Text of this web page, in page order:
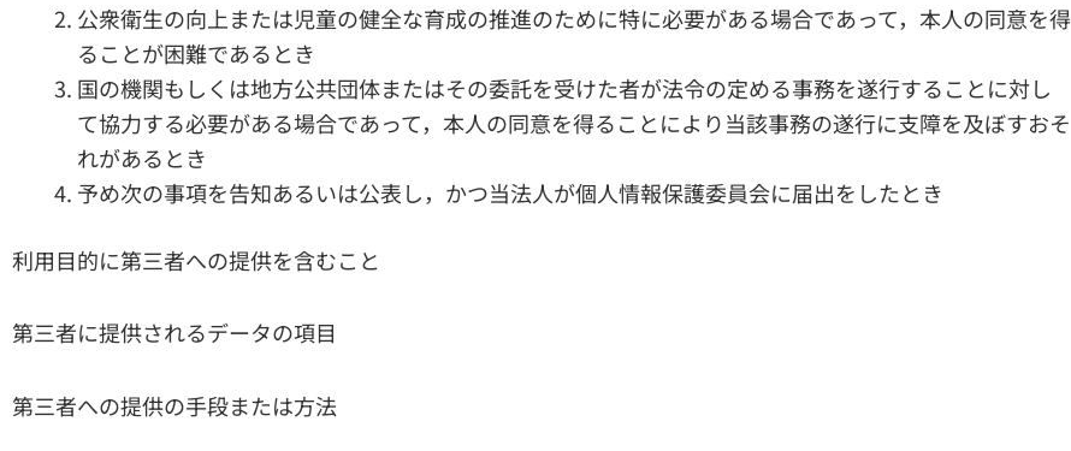
公衆衛生の向上または児童の健全な育成の推進のために特に必要がある場合であって，本人の同意を得
ることが困難であるとき
国の機関もしくは地方公共団体またはその委託を受けた者が法令の定める事務を遂行することに対し
て協力する必要がある場合であって，本人の同意を得ることにより当該事務の遂行に支障を及ぼすおそ
れがあるとき
予め次の事項を告知あるいは公表し，かつ当法人が個人情報保護委員会に届出をしたとき
利用目的に第三者への提供を含むこと
第三者に提供されるデータの項目
第三者への提供の手段または方法